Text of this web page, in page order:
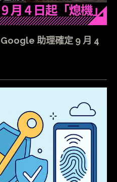
助理確定 9 月 4